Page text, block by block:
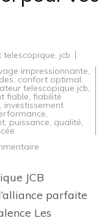
telescopique, jcb
impressionnante,
, confort optimal,
telescopique jcb,
fiable, fiabilité
, investissement
,
, puissance, qualité,
inégalée
de
l’élévateur
télescopique
:
JCB
parfaite
Les